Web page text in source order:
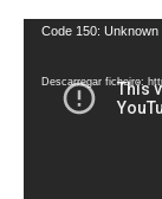
Reprodutor
vídeo
Code 150: Unknown
Descarregar ficheiro: